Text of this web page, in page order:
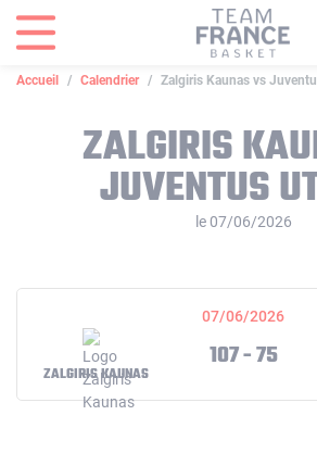
Accueil Calendrier Zalgiris Kaunas vs
ZALGIRIS
JUVENTUS
le 07/06/2026
07/06/2026
ZALGIRIS KAUNAS
107 - 75
Panneau de gestion des cookies